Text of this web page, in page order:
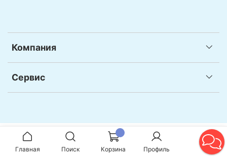
Компания
Сервис
Главная Поиск Корзина Профиль